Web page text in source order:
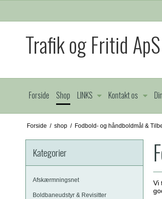
Trafik og Fritid ApS
Forside Shop LINKS Kontakt os
Forside / shop / Fodbold- og håndboldmål &
Kategorier
Afskærmningsnet
Boldbaneudstyr & Revisitter
Vi